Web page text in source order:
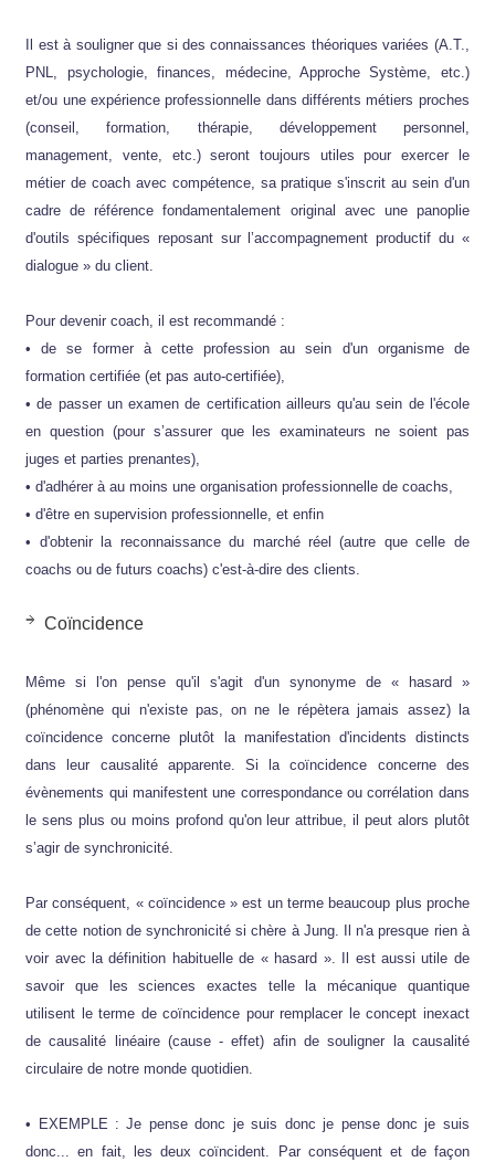
Il est à souligner que si des connaissances théoriques variées (A.T.,
PNL, psychologie, finances, médecine, Approche Système, etc.)
et/ou une expérience professionnelle dans différents métiers proches
(conseil, formation, thérapie, développement personnel,
management, vente, etc.) seront toujours utiles pour exercer le
métier de coach avec compétence, sa pratique s'inscrit au sein d'un
cadre de référence fondamentalement original avec une panoplie
d'outils spécifiques reposant sur l’accompagnement productif du «
dialogue » du client.
Pour devenir coach, il est recommandé :
• de se former à cette profession au sein d'un organisme de
formation certifiée (et pas auto-certifiée),
• de passer un examen de certification ailleurs qu'au sein de l'école
en question (pour s’assurer que les examinateurs ne soient pas
juges et parties prenantes),
• d'adhérer à au moins une organisation professionnelle de coachs,
• d'être en supervision professionnelle, et enfin
• d'obtenir la reconnaissance du marché réel (autre que celle de
coachs ou de futurs coachs) c'est-à-dire des clients.
Coïncidence
Même si l'on pense qu'il s'agit d'un synonyme de « hasard »
(phénomène qui n'existe pas, on ne le répètera jamais assez) la
coïncidence concerne plutôt la manifestation d'incidents distincts
dans leur causalité apparente. Si la coïncidence concerne des
évènements qui manifestent une correspondance ou corrélation dans
le sens plus ou moins profond qu'on leur attribue, il peut alors plutôt
s’agir de synchronicité.
Par conséquent, « coïncidence » est un terme beaucoup plus proche
de cette notion de synchronicité si chère à Jung. Il n'a presque rien à
voir avec la définition habituelle de « hasard ». Il est aussi utile de
savoir que les sciences exactes telle la mécanique quantique
utilisent le terme de coïncidence pour remplacer le concept inexact
de causalité linéaire (cause - effet) afin de souligner la causalité
circulaire de notre monde quotidien.
• EXEMPLE : Je pense donc je suis donc je pense donc je suis
donc... en fait, les deux coïncident. Par conséquent et de façon